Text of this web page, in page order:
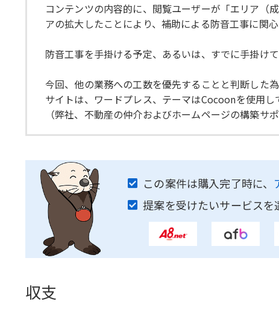
コンテンツの内容的に、閲覧ユーザーが「エリア（
アの拡大したことにより、補助による防音工事に関
防音工事を手掛ける予定、あるいは、すでに手掛け
今回、他の業務への工数を優先することと判断した為
サイトは、ワードプレス、テーマはCocoonを使用し
（弊社、不動産の仲介およびホームページの構築サ
この案件は購入完了時に、
提案を受けたいサービスを
収支